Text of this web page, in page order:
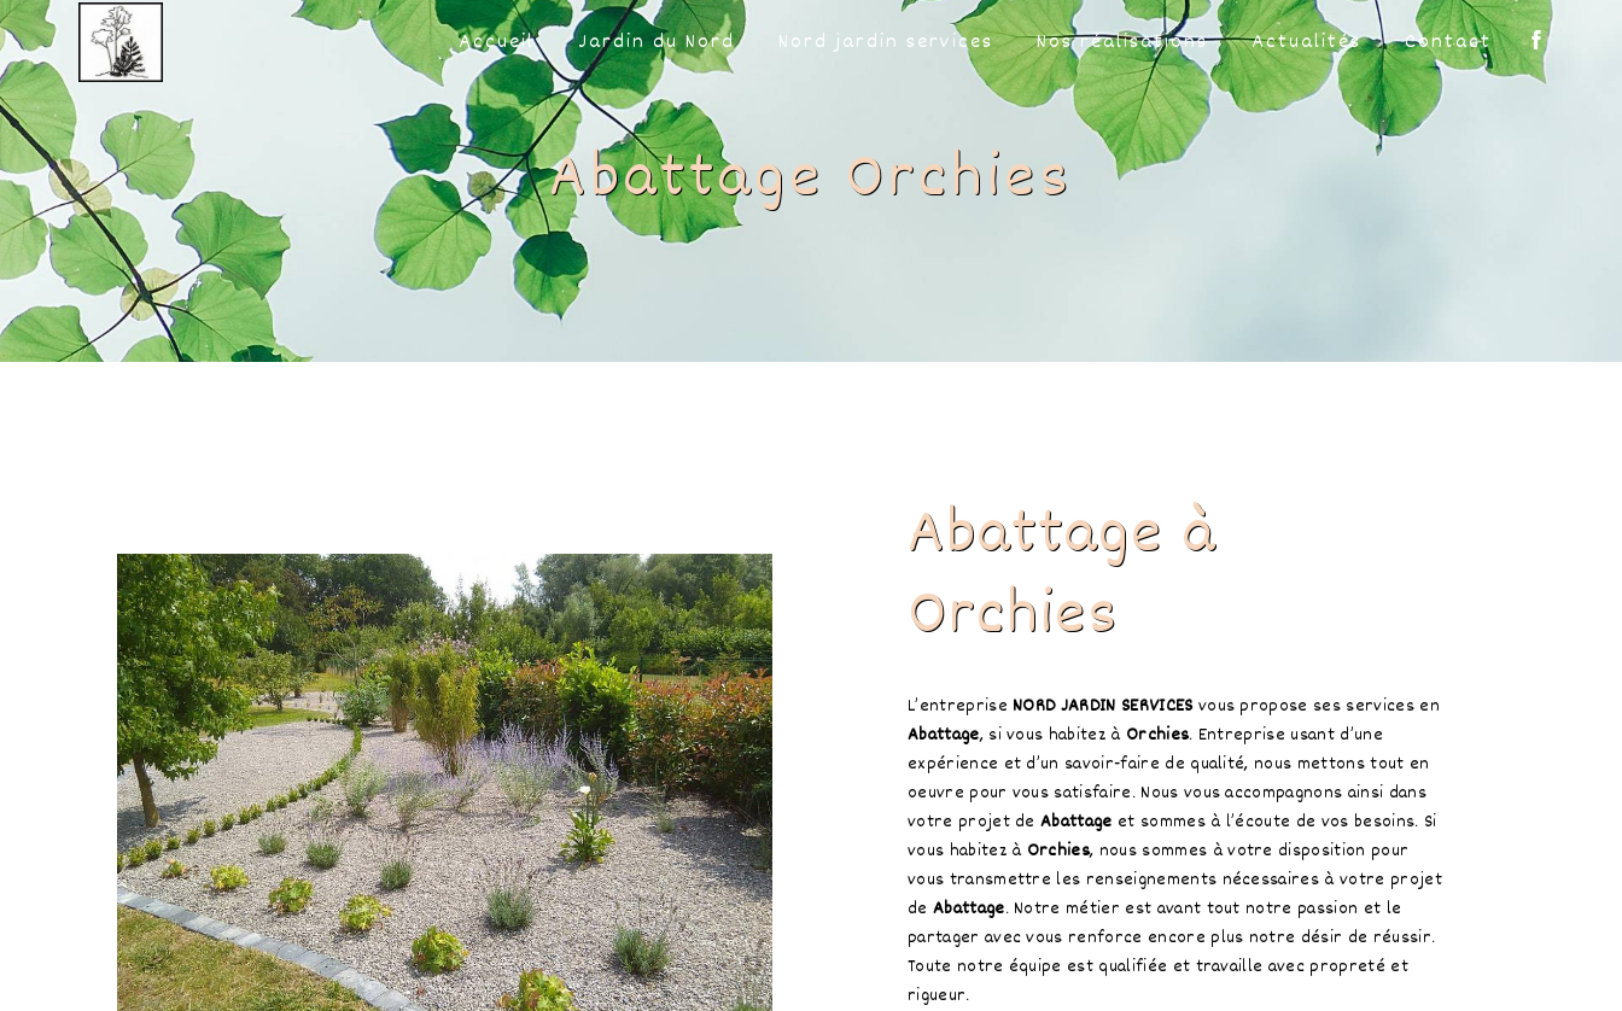
Panneau de gestion des cookies
Accueil Jardin du Nord Nord jardin services Nos réalisations Actualités Contact
Abattage Orchies
Abattage à
Orchies
L’entreprise NORD JARDIN SERVICESvous propose ses services en
Abattage, si vous habitez à Orchies. Entreprise usant d’une
expérience et d’un savoir-faire de qualité, nous mettons tout en
oeuvre pour vous satisfaire. Nous vous accompagnons ainsi dans
votre projet deAbattage et sommes à l’écoute de vos besoins. Si
vous habitez à Orchies, nous sommes à votre disposition pour
vous transmettre les renseignements nécessaires à votre projet
de Abattage. Notre métier est avant tout notre passion et le
partager avec vous renforce encore plus notre désir de réussir.
Toute notre équipe est qualifiée et travaille avec propreté et
rigueur.